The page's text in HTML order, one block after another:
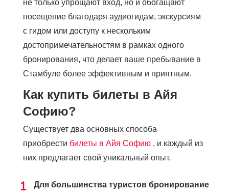
не только упрощают вход, но и обогащают
посещение благодаря аудиогидам, экскурсиям
с гидом или доступу к нескольким
достопримечательностям в рамках одного
бронирования, что делает ваше пребывание в
Стамбуле более эффективным и приятным.
Как купить билеты в Айя
Софию?
Существует два основных способа
приобрести билеты в Айя Софию , и каждый из
них предлагает свой уникальный опыт.
Для большинства туристов бронирование